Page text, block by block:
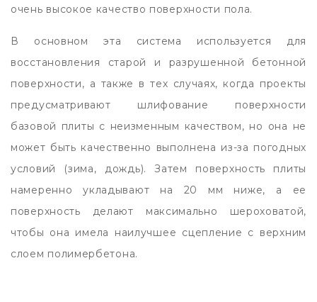
очень высокое качество поверхности пола.
В основном эта система используется для
восстановления старой и разрушенной бетонной
поверхности, а также в тех случаях, когда проекты
предусматривают шлифование поверхности
базовой плиты с неизменным качеством, но она не
может быть качественно выполнена из-за погодных
условий (зима, дождь). Затем поверхность плиты
намеренно укладывают на 20 мм ниже, а ее
поверхность делают максимально шероховатой,
чтобы она имела наилучшее сцепление с верхним
слоем полимербетона.